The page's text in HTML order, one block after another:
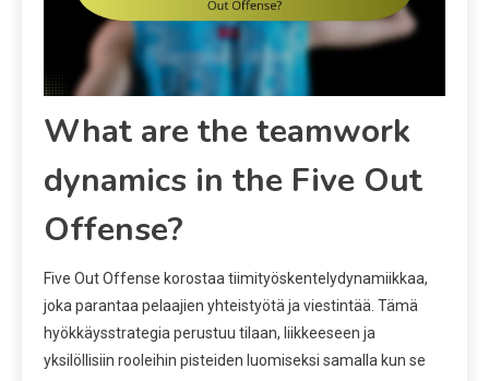
What are the teamwork
dynamics in the Five Out
Offense?
Five Out Offense korostaa tiimityöskentelydynamiikkaa,
joka parantaa pelaajien yhteistyötä ja viestintää. Tämä
hyökkäysstrategia perustuu tilaan, liikkeeseen ja
yksilöllisiin rooleihin pisteiden luomiseksi samalla kun se